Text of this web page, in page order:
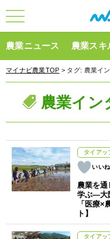
農業ニュース 農業スキ
マイナビ農業TOP > タグ: 農業イ
農業イン
タイアッ
農業を通
学ぶ―大
「医療×
ト】
タイアッ